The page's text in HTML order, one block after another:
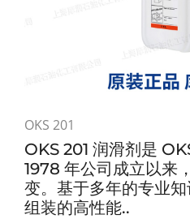
OKS 201
OKS 201 润滑剂是
1978 年公司成立以来
变。基于多年的专业
组装的高性能..